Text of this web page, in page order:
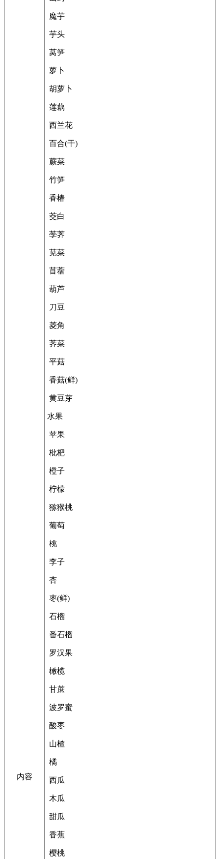
内容
魔芋
芋头
莴笋
萝卜
胡萝卜
莲藕
西兰花
百合(干)
蕨菜
竹笋
香椿
茭白
荸荠
苋菜
苜蓿
葫芦
刀豆
菱角
荠菜
平菇
香菇(鲜)
黄豆芽
水果
苹果
枇杷
橙子
柠檬
猕猴桃
葡萄
桃
李子
杏
枣(鲜)
石榴
番石榴
罗汉果
橄榄
甘蔗
波罗蜜
酸枣
山楂
橘
西瓜
木瓜
甜瓜
香蕉
樱桃